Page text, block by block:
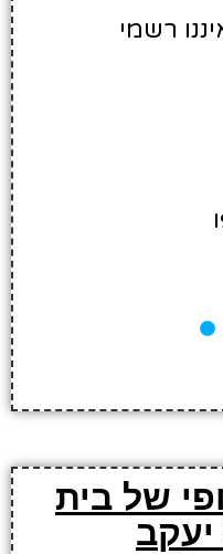
רשמי
של בית